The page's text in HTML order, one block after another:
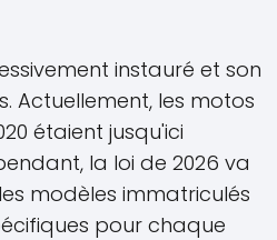
instauré et son
Actuellement, les motos
étaient jusqu'ici
la loi de 2026 va
modèles immatriculés
pour chaque